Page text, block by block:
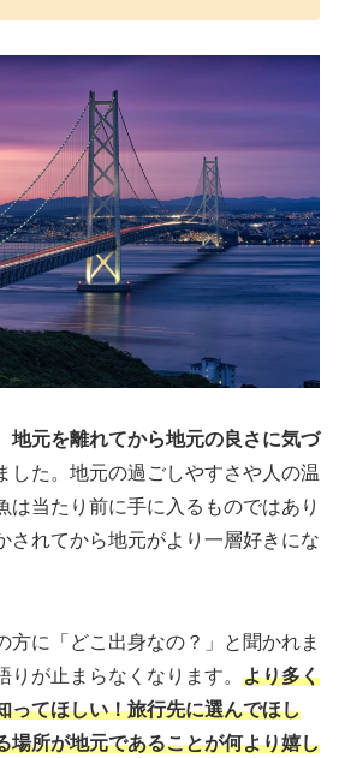
地元を離れてから地元の良さに気づ
した。地元の過ごしやすさや人の温
は当たり前に手に入るものではあり
されてから地元がより一層好きにな
方に「どこ出身なの？」と聞かれま
が止まらなくなります。 より多く
ってほしい！旅行先に選んでほし
場所が地元であることが何より嬉し